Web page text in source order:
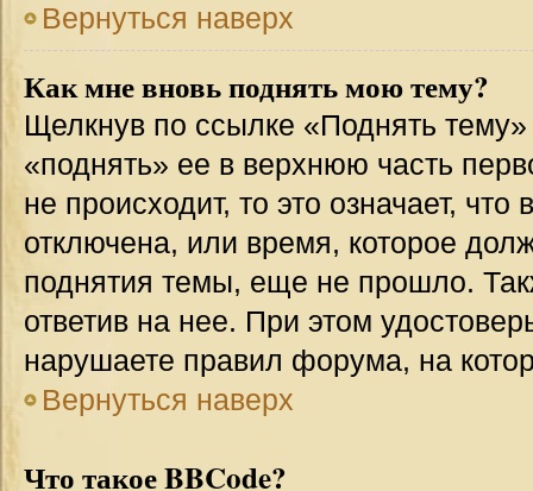
Вернуться наверх
Как мне вновь поднять мою тему?
Щелкнув по ссылке «Поднять
«поднять» ее в верхнюю часть
не происходит, то это означает,
отключена, или время, которое
поднятия темы, еще не прошло.
ответив на нее. При этом
нарушаете правил форума, на
Вернуться наверх
Что такое BBCode?